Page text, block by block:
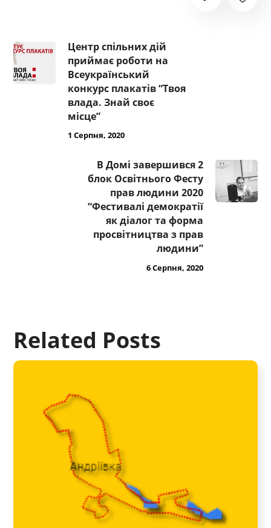
Центр спільних дій
приймає роботи на
Всеукраїнський
конкурс плакатів “Твоя
влада. Знай своє
місце”
1 Серпня, 2020
В Домі завершився 2
блок Освітнього Фесту
прав людини 2020
“Фестивалі демократії
як діалог та форма
просвітництва з прав
людини”
6 Серпня, 2020
Related Posts